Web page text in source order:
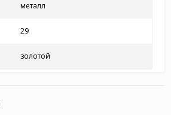
металл
29
золотой